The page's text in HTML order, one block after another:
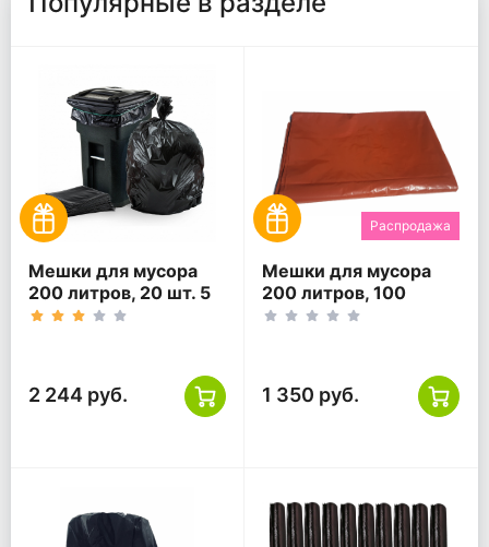
Мешки для мусора
200 литров, 20 шт. 5
уп, черные
2 244 руб.
Распродажа
Мешки для мусора
200 литров, 100
(10*10) шт. 1 уп,
1 350 руб.